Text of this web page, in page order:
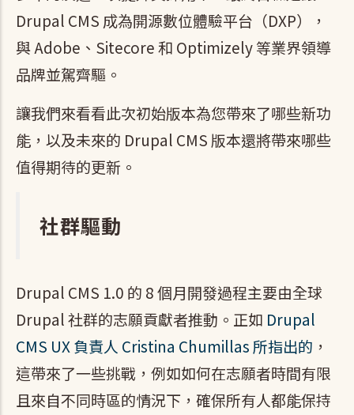
Drupal CMS 成為開源數位體驗平台（DXP），
與 Adobe、Sitecore 和 Optimizely 等業界領導
品牌並駕齊驅。
讓我們來看看此次初始版本為您帶來了哪些新功
能，以及未來的 Drupal CMS 版本還將帶來哪些
值得期待的更新。
社群驅動
Drupal CMS 1.0 的 8 個月開發過程主要由全球
Drupal 社群的志願貢獻者推動。正如 Drupal
CMS UX 負責人 Cristina Chumillas 所指出的 ，
這帶來了一些挑戰，例如如何在志願者時間有限
且來自不同時區的情況下，確保所有人都能保持